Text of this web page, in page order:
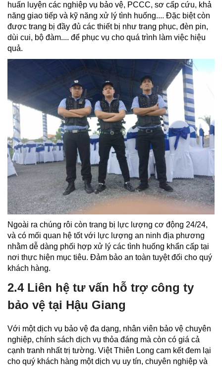
huấn luyện các nghiệp vụ bảo vệ, PCCC, sơ cấp cứu, khả
năng giao tiếp và kỹ năng xử lý tình huống.... Đặc biệt còn
được trang bị đầy đủ các thiết bị như trang phục, đèn pin,
dùi cui, bộ đàm.... để phục vụ cho quá trình làm việc hiệu
quả.
Ngoài ra chúng rôi còn trang bị lực lượng cơ động 24/24,
và có mối quan hệ tốt với lực lượng an ninh địa phương
nhằm dễ dàng phối hợp xử lý các tình huống khẩn cấp tại
nơi thực hiện mục tiêu. Đảm bảo an toàn tuyệt đối cho quý
khách hàng.
2.4 Liên hệ tư vấn hỗ trợ công ty
bảo vệ tại Hậu Giang
Với một dịch vụ bảo vệ đa dạng, nhân viên bảo vệ chuyên
nghiệp, chính sách dịch vụ thỏa đáng mà còn có giá cả
cạnh tranh nhất trị tường. Việt Thiên Long cam kết đem lại
cho quý khách hàng một dịch vụ uy tín, chuyên nghiệp và